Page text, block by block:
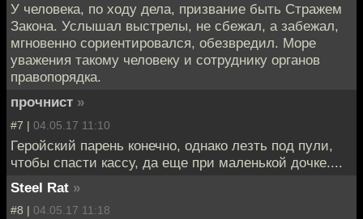
У человека, по ходу дела, призвание быть Стражем
Закона. Услышал выстрелы, не сбежал, а забежал,
мгновенно сориентировался, обезвредил. Море
уважения такому человеку и сотруднику органов
правопорядка.
прочнист »
#7 | 04.05.17 11:10
Геройский парень конечно, однако лезть под пули,
чтобы спасти кассу, да еще при маленькой дочке....
Steel Rat »
#8 | 04.05.17 11:18